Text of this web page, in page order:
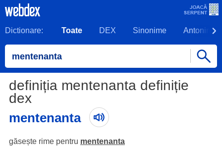
Dictionare: Toate DEX Sinonime Antonime
definiția mentenanta definiție
dex
mentenanta
găsește rime pentru mentenanta